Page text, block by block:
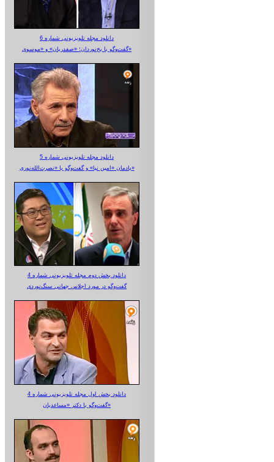
دانلود مجله تلویزیونی شماره 6
گفت‌وگو با یخ‌نوردان؛ «صفدریان» و «موسوی»
دانلود مجله تلویزیونی شماره 5
یادمان «امین نیا» و گفت‌وگو با «نصرت‌الله‌نوری»
دانلود بخش دوم مجله تلویزیونی شماره 4
گفت‌وگو در مورد اجلاس جهانی سنگ‌نوردی
دانلود بخش اول مجله تلویزیونی شماره 4
گفت‌وگو با دکتر «مساعدیان»